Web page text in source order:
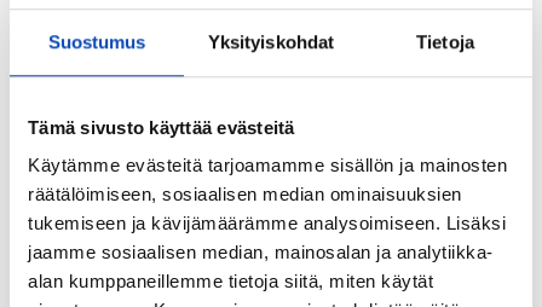
Suostumus Yksityiskohdat Tietoja
Tämä sivusto käyttää evästeitä
Käytämme evästeitä tarjoamamme sisällön ja mainosten
räätälöimiseen, sosiaalisen median ominaisuuksien
tukemiseen ja kävijämäärämme analysoimiseen. Lisäksi
jaamme sosiaalisen median, mainosalan ja analytiikka-
alan kumppaneillemme tietoja siitä, miten käytät
Huoltoyhtiö
Lisätietoja kiinteistönhoidosta:
Isännöitsijätoimisto:
Linnavuoren Huolto Oy
Isännöitsijän nimi: